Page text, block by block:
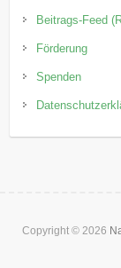
Beitrags-Feed
Förderung
Spenden
Copyright © 2026